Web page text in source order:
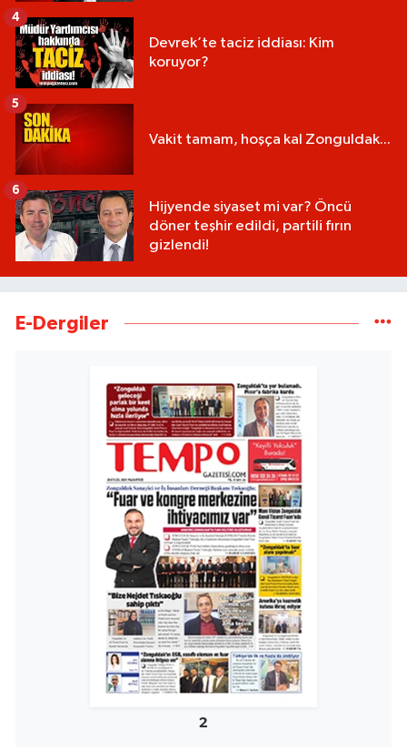
Devrek’te taciz iddiası: Kim
koruyor?
4
Vakit tamam, hoşça kal Zonguldak...
5
Hijyende siyaset mi var? Öncü
döner teşhir edildi, partili fırın
gizlendi!
6
E-Dergiler
2